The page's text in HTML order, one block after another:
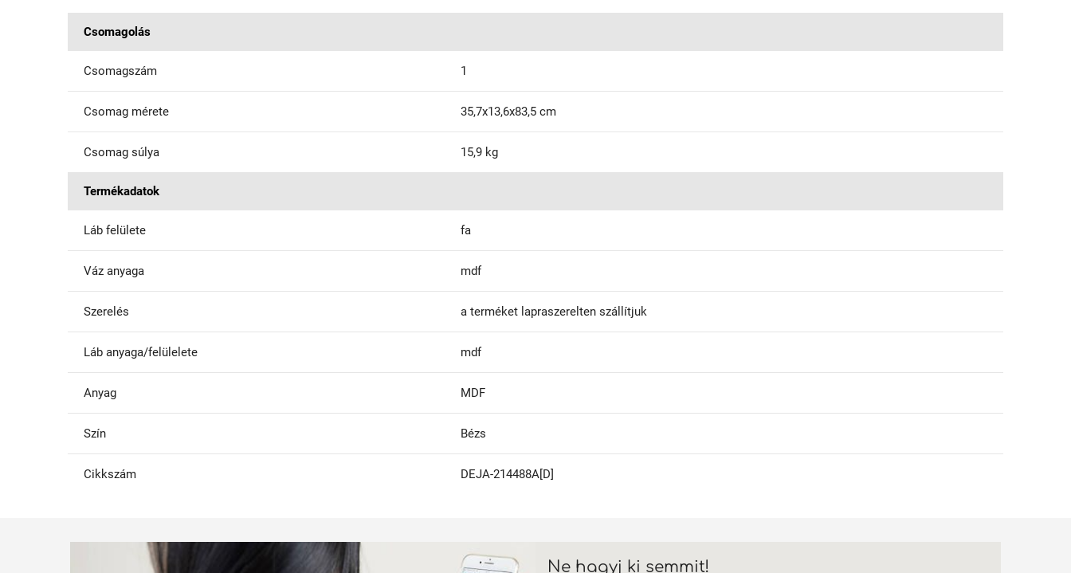
Csomagolás
Csomagszám 1
Csomag mérete 35,7x13,6x83,5 cm
Csomag súlya 15,9 kg
Termékadatok
Láb felülete fa
Váz anyaga mdf
Szerelés a terméket lapraszerelten szállítjuk
Láb anyaga/felülelete mdf
Anyag MDF
Szín Bézs
Cikkszám DEJA-214488A[D]
Ne hagyj ki semmit!